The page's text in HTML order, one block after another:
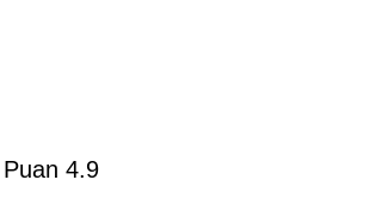
Puan 4.9